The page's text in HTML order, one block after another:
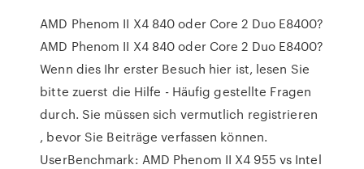
AMD Phenom II X4 840 oder Core 2 Duo E8400?
AMD Phenom II X4 840 oder Core 2 Duo E8400?
Wenn dies Ihr erster Besuch hier ist, lesen Sie
bitte zuerst die Hilfe - Häufig gestellte Fragen
durch. Sie müssen sich vermutlich registrieren
, bevor Sie Beiträge verfassen können.
UserBenchmark: AMD Phenom II X4 955 vs Intel